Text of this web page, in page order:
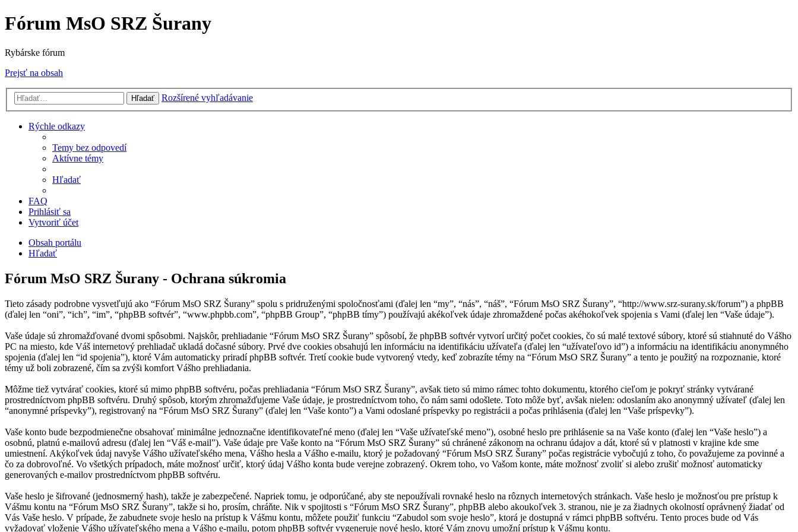
Fórum MsO SRZ Šurany
Rybárske fórum
Prejsť na obsah
Hľadať Rozšírené vyhľadávanie
Rýchle odkazy
Temy bez odpovedí
Aktívne témy
Hľadať
FAQ
Prihlásiť sa
Vytvoriť účet
Obsah portálu
Hľadať
Fórum MsO SRZ Šurany - Ochrana súkromia
Tieto zásady podrobne vysvetľujú ako “Fórum MsO SRZ Šurany” spolu s pridruženými spoločnosťami (ďalej len “my”, “nás”, “náš”, “Fórum MsO SRZ Šurany”, “http://www.srz-surany.sk/forum”) a phpBB
(ďalej len “oni”, “ich”, “im”, “phpBB softvér”, “www.phpbb.com”, “phpBB Group”, “phpBB tímy”) používajú akékoľvek údaje zhromaždené počas akéhokoľvek spojenia s Vami (ďalej len “Vaše údaje”).
Vaše údaje sú zhromažďované dvomi spôsobmi. Najskôr, prehliadanie “Fórum MsO SRZ Šurany” spôsobí, že phpBB softvér vytvorí určitý počet cookies, čo sú malé textové súbory, ktoré sú stiahnuté do Vášho
PC na miesto, kde Váš internetový prehliadač ukladá dočasné súbory. Prvé dve cookies obsahujú len informáciu na identifikáciu užívateľa (ďalej len “užívateľovo id”) a informáciu na identifikáciu anonymného
spojenia (ďalej len “id spojenia”), ktoré Vám automaticky priradí phpBB softvér. Tretí cookie bude vytvorený vtedy, keď zobrazíte témy na “Fórum MsO SRZ Šurany” a tento je použitý na rozpoznanie, ktoré
témy už boli zobrazené, čím sa zvýši komfort Vášho prehliadania.
Môžme tiež vytvárať cookies, ktoré sú mimo phpBB softvéru, počas prehliadania “Fórum MsO SRZ Šurany”, avšak tieto sú mimo rámec tohto dokumentu, ktorého cieľom je pokryť stránky vytvárané
prostredníctvom phpBB softvéru. Druhý spôsob, ktorým zhromažďujeme Vaše údaje, je prostredníctvom toho, čo nám sami odošlete. Toto môže byť, avšak nielen: odoslaním ako anonymný užívateľ (ďalej len
“anonymné príspevky”), registrovaný na “Fórum MsO SRZ Šurany” (ďalej len “Vaše konto”) a Vami odoslané príspevky po registrácii a počas prihlásenia (ďalej len “Vaše príspevky”).
Vaše konto bude bezpodmienečne obsahovať minimálne jednoznačne identifikovateľné meno (ďalej len “Vaše užívateľské meno”), osobné heslo pre prihlásenie sa na Vaše konto (ďalej len “Vaše heslo”) a
osobnú, platnú e-mailovú adresu (ďalej len “Váš e-mail”). Vaše údaje pre Vaše konto na “Fórum MsO SRZ Šurany” sú chránené zákonom na ochranu údajov a dát, ktoré sú v platnosti v krajine kde sme
umiestnení. Akýkoľvek údaj navyše Vášho užívateľského mena, Vášho hesla a Vášho e-mailu, ktorý je požadovaný “Fórum MsO SRZ Šurany” počas registrácie vybočujú z toho, čo považujeme za povinné a
čo za dobrovoľné. Vo všetkých prípadoch, máte možnosť určiť, ktorý údaj Vášho konta bude verejne zobrazený. Okrem toho, vo Vašom konte, máte možnosť zvoliť si alebo zrušiť možnosť automaticky
generovaných e-mailov prostredníctvom phpBB softvéru.
Vaše heslo je šifrované (jednosmerný hash), takže je zabezpečené. Napriek tomu, je odporúčané, aby ste nepoužívali rovnaké heslo na rôznych internetových stránkach. Vaše heslo je možnosťou pre prístup k
Vášmu kontu na “Fórum MsO SRZ Šurany”, takže si ho, prosím, chráňte. Nik v spojitosti s “Fórum MsO SRZ Šurany”, phpBB alebo akoukoľvek 3. stranou, nie je za žiadnych okolností oprávnený žiadať od
Vás Vaše heslo. V prípade, že zabudnete svoje heslo na prístup k Vášmu kontu, môžete použiť funkciu “Zabudol som svoje heslo”, ktorá je dostupná v rámci phpBB softvéru. Tento proces bude od Vás
vyžadovať vloženie Vášho užívateľského mena a Vášho e-mailu, potom phpBB softvér vygeneruje nové heslo, ktoré Vám znovu umožní prístup k Vášmu kontu.